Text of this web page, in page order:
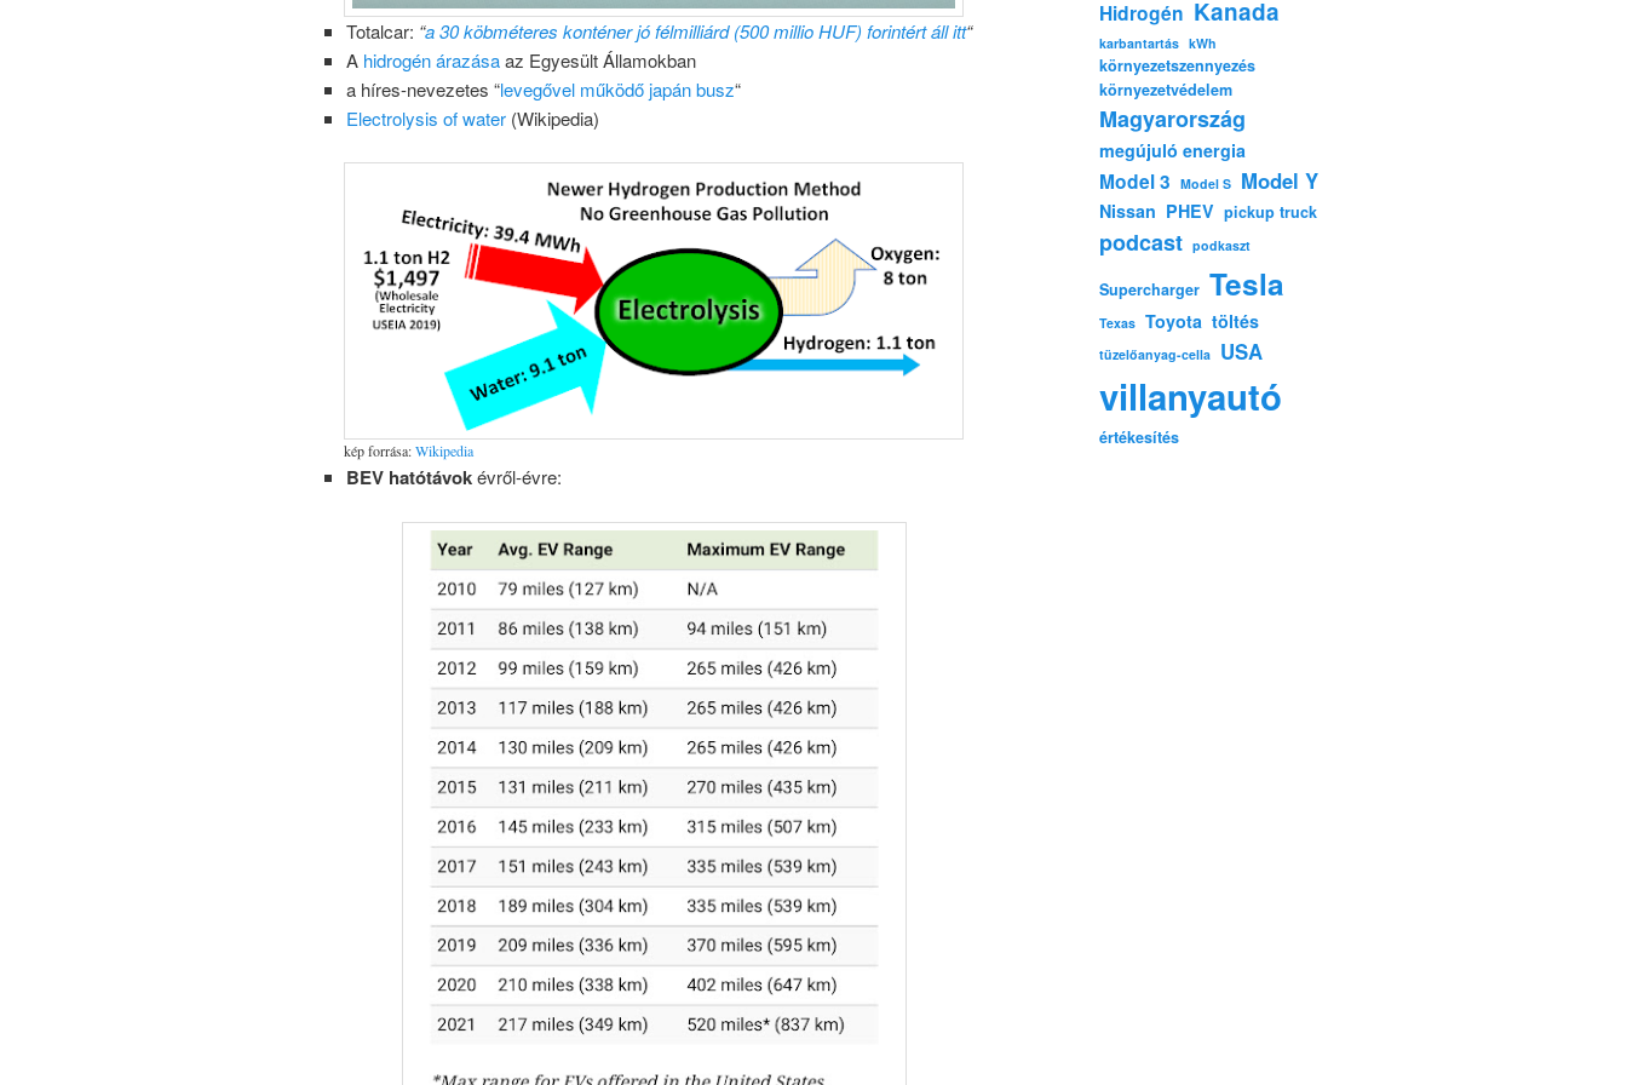
Totalcar: “a 30 köbméteres konténer jó félmilliárd (500 millio HUF) forintért áll itt“
A hidrogén árazásaaz Egyesült Államokban
a híres-nevezetes “levegővel működő japán busz“
Electrolysis of water(Wikipedia)
kép forrása:Wikipedia
BEV hatótávokévről-évre:
Hidrogén Kanada
karbantartás kWh
környezetszennyezés
környezetvédelem
Magyarország
megújuló energia
Model 3 Model S Model Y
Nissan PHEV pickup truck
podcast podkaszt
Supercharger Tesla
Texas Toyota töltés
tüzelőanyag-cella USA
villanyautó
értékesítés